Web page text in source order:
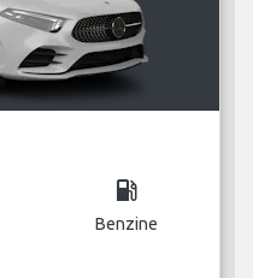
local_gas_station
Benzine